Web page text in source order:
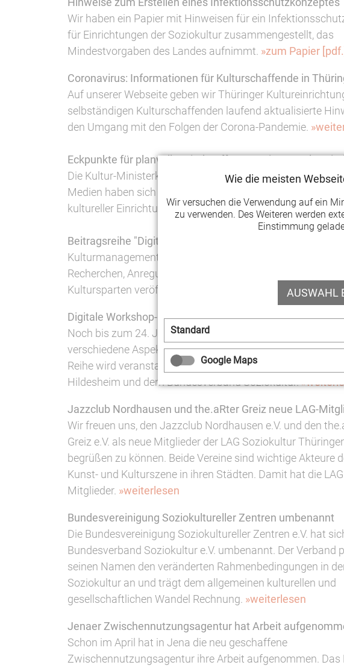
Wir haben ein Papier mit Hinweisen für ein
für Einrichtungen der Soziokultur zusammengestellt, das
Mindestvorgaben des Landes aufnimmt. »zum Papier
Coronavirus: Informationen für Kulturschaffende in
Auf unserer Webseite geben wir Thüringer
selbständigen Kulturschaffenden laufend aktualisierte
den Umgang mit den Folgen der Corona-Pandemie.
Eckpunkte für planvolle Wiederöffnung weiterer
Die Kultur-Ministerkonferenz und die Staatsministerin für
Medien haben sich auf Eckpunkte für eine planvolle
kultureller Einrichtungen und Aktivitäten verständigt.
Beitragsreihe "Digitale Formate" von Kulturmanagement
Kulturmanagement Network hat mit der Reihe "Digitale
Recherchen, Anregungen und Erfahrungsberichte aus (fast)
Kultursparten veröffentlicht.
Digitale Workshop-Reihe zu Soziokultur und
Noch bis zum 24. Juni behandelt eine digitale Workshop-
verschiedene Aspekte von Nachhaltigkeit in der
Reihe wird veranstaltet vom Institut für Kulturpolitik der
Hildesheim und dem Bundesverband Soziokultur.
Jazzclub Nordhausen und the.aRter Greiz neue LAG-
Wir freuen uns, den Jazzclub Nordhausen e.V. und den
Greiz e.V. als neue Mitglieder der LAG Soziokultur
begrüßen zu können. Beide Vereine sind wichtige Akteure
Kunst- und Kulturszene in ihren Städten. Damit hat die
Mitglieder. »weiterlesen
Bundesvereinigung Soziokultureller Zentren umbenannt
Die Bundesvereinigung Soziokultureller Zentren e.V. hat
Bundesverband Soziokultur e.V. umbenannt. Der Verband
seinen Namen den veränderten Rahmenbedingungen in
Soziokultur an und trägt dem allgemeinen kulturellen und
gesellschaftlichen Wandel Rechnung. »weiterlesen
Jenaer Zwischennutzungsagentur hat Arbeit
Schon im April hat in Jena die neu geschaffene
Zwischennutzungsagentur ihre Arbeit aufgenommen. Das
Wie die meisten
Wir versuchen die Verwendung auf ein
zu verwenden. Des Weiteren werden
Einstimmung
AUSWAHL
Standard
Google Maps